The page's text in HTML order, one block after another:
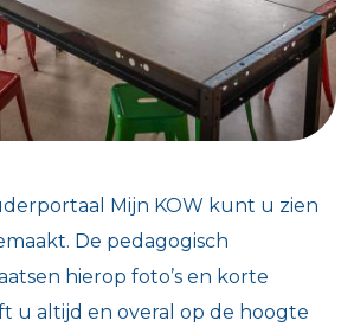
Mijn KOW kunt u zien
De pedagogisch
hierop foto’s en korte
u altijd en overal op de hoogte